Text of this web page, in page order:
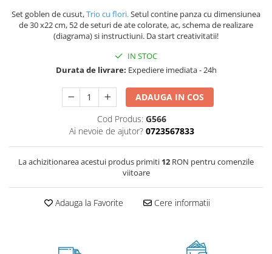
Set goblen de cusut,Trio cu flori.Setul contine panza cu dimensiunea
de 30 x22 cm, 52 de seturi de ate colorate, ac, schema de realizare
(diagrama) si instructiuni. Da start creativitatii!
IN STOC
Durata de livrare: Expediere imediata - 24h
ADAUGA IN COS
Cod Produs: G566
Ai nevoie de ajutor? 0723567833
La achizitionarea acestui produs primiti 12 RON pentru comenzile
viitoare
Adauga la Favorite Cere informatii